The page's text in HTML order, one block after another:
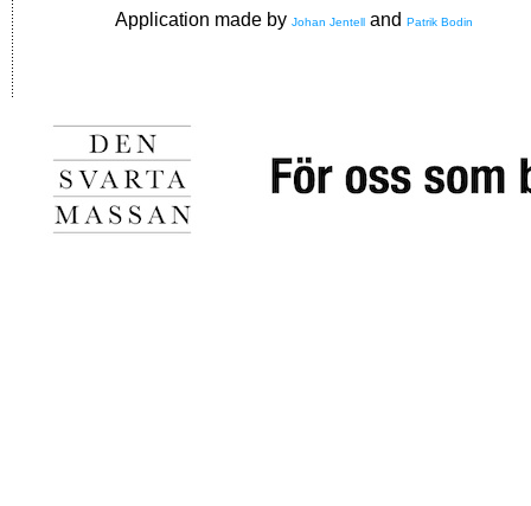
Application made by Johan Jentell and Patrik Bodin